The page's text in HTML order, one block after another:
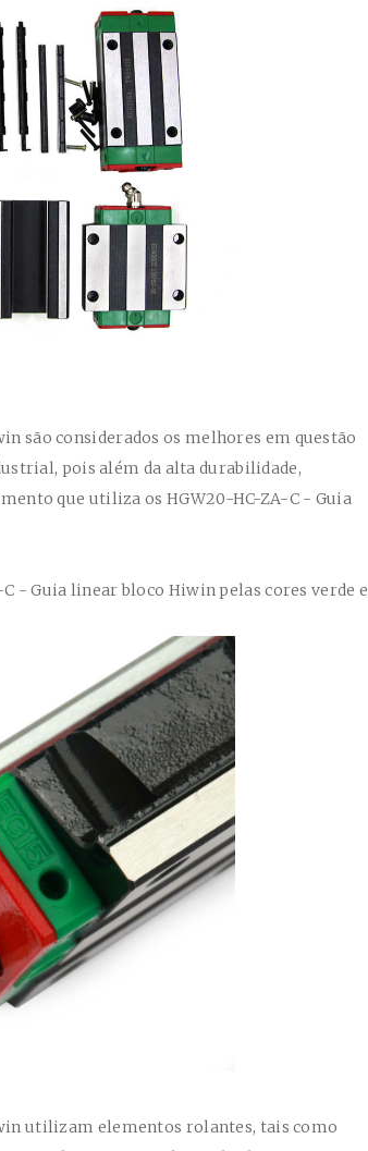
são considerados os melhores em questão
pois além da alta durabilidade,
que utiliza os HGW20-HC-ZA-C- Guia
- Guia linear bloco Hiwinpelas cores verde e
utilizam elementos rolantes, tais como